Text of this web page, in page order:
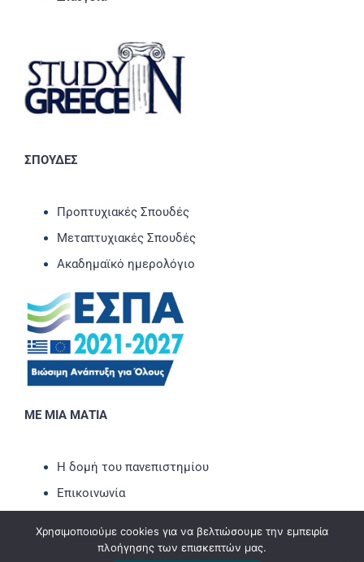
ΣΠΟΥΔΕΣ
Προπτυχιακές Σπουδές
Μεταπτυχιακές Σπουδές
Ακαδημαϊκό ημερολόγιο
ΜΕ ΜΙΑ ΜΑΤΙΑ
Η δομή του πανεπιστημίου
Επικοινωνία
Εκδηλώσεις
Χρησιμοποιούμε cookies για να βελτιώσουμε την εμπειρία
πλοήγησης των επισκεπτών μας.